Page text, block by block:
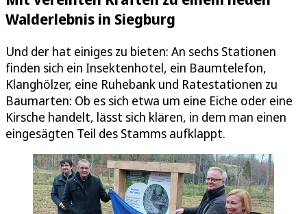
Walderlebnis in Siegburg
Und der hat einiges zu bieten: An sechs Stationen
finden sich ein Insektenhotel, ein Baumtelefon,
Klanghölzer, eine Ruhebank und Ratestationen zu
Baumarten: Ob es sich etwa um eine Eiche oder eine
Kirsche handelt, lässt sich klären, in dem man einen
eingesägten Teil des Stamms aufklappt.